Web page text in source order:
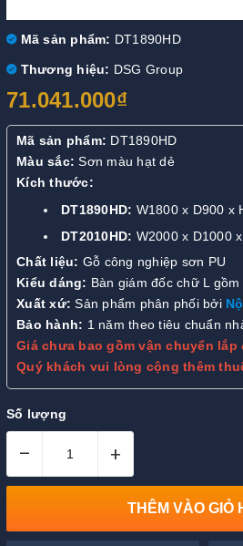
Mã sản phẩm: DT1890HD
Thương hiệu: DSG Group
71.041.000₫
Mã sản phẩm: DT1890HD
Màu sắc:Sơn màu hạt dẻ
Kích thước:
DT1890HD: W1800 x D900 x
DT2010HD: W2000 x D1000
Chất liệu: Gỗ công nghiệp sơn PU
Kiểu dáng: Bàn giám đốc chữ L
Xuất xứ:Sản phẩm phân phối bởi
Bảo hành: 1 năm theo tiêu chuẩn
Giá chưa bao gồm vận chuyển lắp
Quý khách vui lòng cộng thêm
Số lượng
– +
THÊM VÀO GIỎ